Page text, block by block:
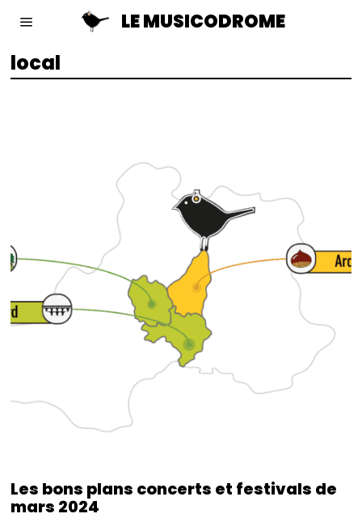
LE MUSICODROME
local
Les bons plans concerts et festivals de
mars 2024